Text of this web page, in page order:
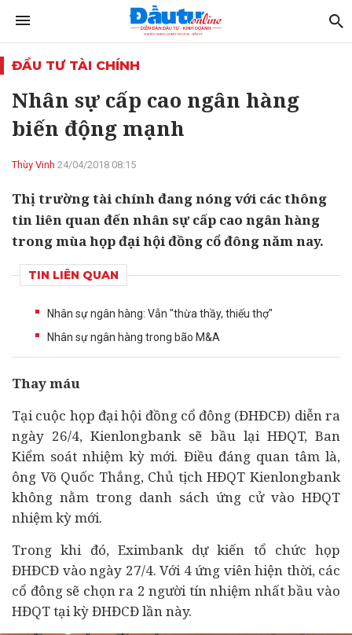
ĐẦU TƯ TÀI CHÍNH
Nhân sự cấp cao ngân hàng
biến động mạnh
Thùy Vinh 24/04/2018 08:15
Thị trường tài chính đang nóng với các thông
tin liên quan đến nhân sự cấp cao ngân hàng
trong mùa họp đại hội đồng cổ đông năm nay.
TIN LIÊN QUAN
Nhân sự ngân hàng: Vẫn "thừa thầy, thiếu thợ"
Nhân sự ngân hàng trong bão M&A
Thay máu
Tại cuộc họp đại hội đồng cổ đông (ĐHĐCĐ) diễn ra
ngày 26/4, Kienlongbank sẽ bầu lại HĐQT, Ban
Kiểm soát nhiệm kỳ mới. Điều đáng quan tâm là,
ông Võ Quốc Thắng, Chủ tịch HĐQT Kienlongbank
không nằm trong danh sách ứng cử vào HĐQT
nhiệm kỳ mới.
Trong khi đó, Eximbank dự kiến tổ chức họp
ĐHĐCĐ vào ngày 27/4. Với 4 ứng viên hiện thời, các
cổ đông sẽ chọn ra 2 người tín nhiệm nhất bầu vào
HĐQT tại kỳ ĐHĐCĐ lần này.